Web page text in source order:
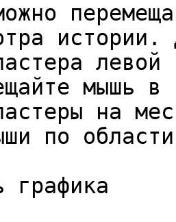
мышь в
на
по
графика